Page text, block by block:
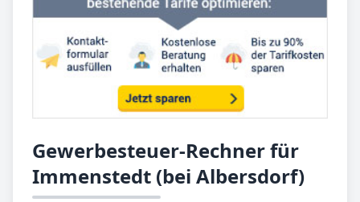
Gewerbesteuer-Rechner für
Immenstedt (bei Albersdorf)